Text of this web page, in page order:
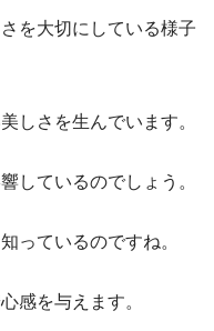
を大切にしている様子
しさを生んでいます。
しているのでしょう。
っているのですね。
感を与えます。